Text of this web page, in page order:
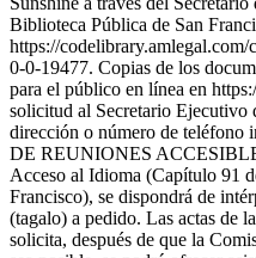
Biblioteca Pública de San
https://codelibrary.amlegal.com/
0-0-19477. Copias de los
para el público en línea en
solicitud al Secretario Ejecutivo
dirección o número de teléfono
DE REUNIONES
Acceso al Idioma (Capítulo 91
Francisco), se dispondrá de
(tagalo) a pedido. Las actas de
solicita, después de que la